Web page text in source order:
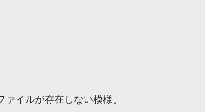
イルが存在しない模様。